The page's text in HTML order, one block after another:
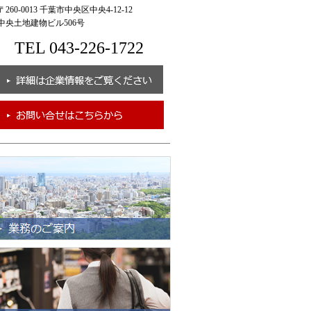
0013 千葉市中央区中央4-12-12
土地建物ビル506号
TEL 043-226-1722